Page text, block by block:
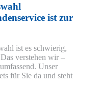
ist zur
ist es schwierig,
verstehen wir –
Unser
für Sie da und steht